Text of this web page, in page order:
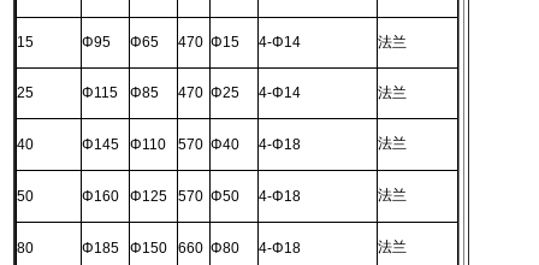
15 Φ95 Φ65 470 Φ15 4-Φ14 法兰
25 Φ115 Φ85 470 Φ25 4-Φ14 法兰
40 Φ145 Φ110 570 Φ40 4-Φ18 法兰
50 Φ160 Φ125 570 Φ50 4-Φ18 法兰
80 Φ185 Φ150 660 Φ80 4-Φ18 法兰